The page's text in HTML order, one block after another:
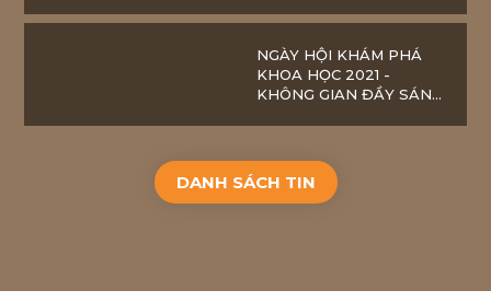
NGÀY HỘI KHÁM PHÁ
KHOA HỌC 2021 -
KHÔNG GIAN ĐẦY SÁNG
DANH SÁCH TIN